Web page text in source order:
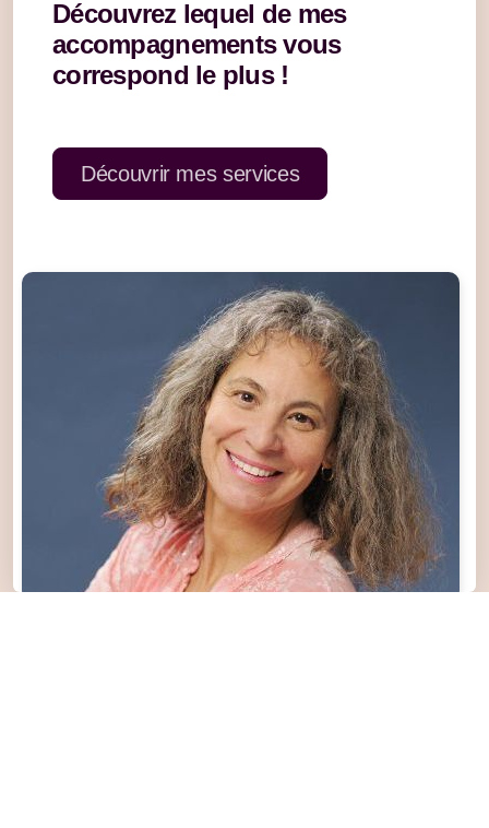
Découvrez lequel de mes
accompagnements vous
correspond le plus !
Découvrir mes services